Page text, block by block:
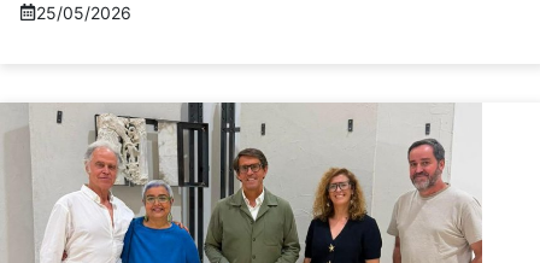
25/05/2026